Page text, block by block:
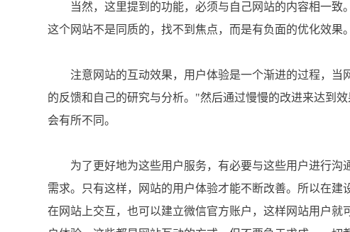
当然，这里提到的功能，必须与自己网站的内容相一致
这个网站不是同质的，找不到焦点，而是有负面的优化效果。
注意网站的互动效果，用户体验是一个渐进的过程，当
的反馈和自己的研究与分析。"然后通过慢慢的改进来达到
会有所不同。
为了更好地为这些用户服务，有必要与这些用户进行沟
需求。只有这样，网站的用户体验才能不断改善。所以在
在网站上交互，也可以建立微信官方账户，这样网站用户